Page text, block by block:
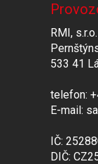
RMI, s.r.o.
533 41
telefon:
E-mail:
IČ:
DIČ: